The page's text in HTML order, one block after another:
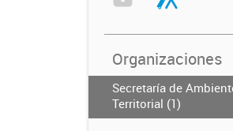
Organizaciones
Secretaría de
Territorial (1)